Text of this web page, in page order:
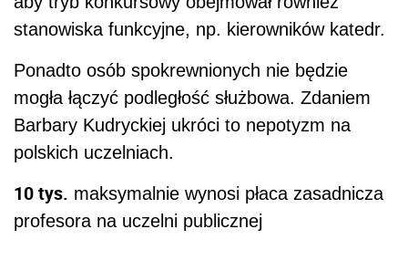
stanowiska funkcyjne, np. kierowników katedr.
Ponadto osób spokrewnionych nie będzie
mogła łączyć podległość służbowa. Zdaniem
Barbary Kudryckiej ukróci to nepotyzm na
polskich uczelniach.
10 tys. maksymalnie wynosi płaca zasadnicza
profesora na uczelni publicznej